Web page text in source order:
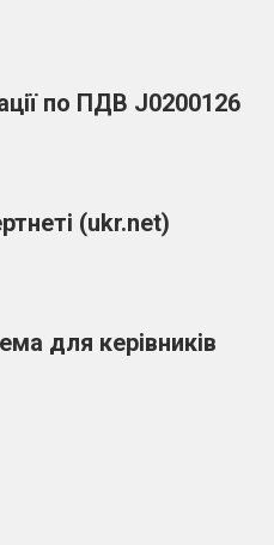
по ПДВ J0200126
(ukr.net)
для керівників